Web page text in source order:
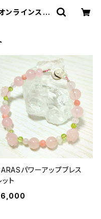
ンラインスト
パワーアップブレス
ット